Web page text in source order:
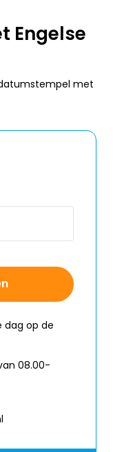
Engelse
datumstempel met
dag op de
08.00-